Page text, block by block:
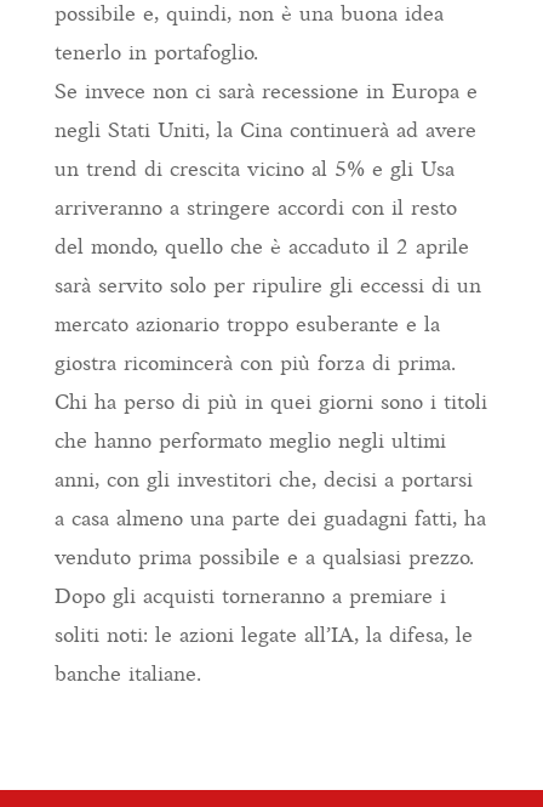
possibile e, quindi, non è una buona idea
tenerlo in portafoglio.
Se invece non ci sarà recessione in Europa e
negli Stati Uniti, la Cina continuerà ad avere
un trend di crescita vicino al 5% e gli Usa
arriveranno a stringere accordi con il resto
del mondo, quello che è accaduto il 2 aprile
sarà servito solo per ripulire gli eccessi di un
mercato azionario troppo esuberante e la
giostra ricomincerà con più forza di prima.
Chi ha perso di più in quei giorni sono i titoli
che hanno performato meglio negli ultimi
anni, con gli investitori che, decisi a portarsi
a casa almeno una parte dei guadagni fatti, ha
venduto prima possibile e a qualsiasi prezzo.
Dopo gli acquisti torneranno a premiare i
soliti noti: le azioni legate all’IA, la difesa, le
banche italiane.